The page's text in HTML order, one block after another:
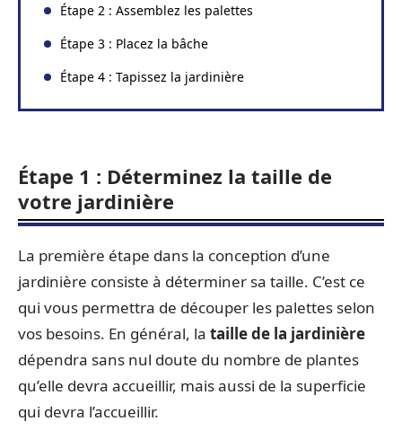
Étape 2 : Assemblez les palettes
Étape 3 : Placez la bâche
Étape 4 : Tapissez la jardinière
Étape 1 : Déterminez la taille de
votre jardinière
La première étape dans la conception d’une
jardinière consiste à déterminer sa taille. C’est ce
qui vous permettra de découper les palettes selon
vos besoins. En général, la taille de la jardinière
dépendra sans nul doute du nombre de plantes
qu’elle devra accueillir, mais aussi de la superficie
qui devra l’accueillir.